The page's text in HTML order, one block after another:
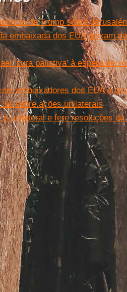
de Trump sobre
embaixada dos EUA deixam
‘cura paliativa' à espera de
embaixadores dos EUA e
sobre ações unilaterais
unilateral e fere resoluções da